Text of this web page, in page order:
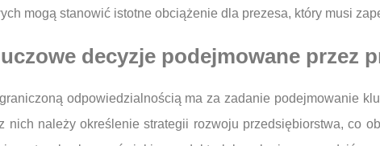
mogą stanowić istotne obciążenie dla prezesa, który musi
decyzje podejmowane przez
odpowiedzialnością ma za zadanie podejmowanie
nich należy określenie strategii rozwoju przedsiębiorstwa, co